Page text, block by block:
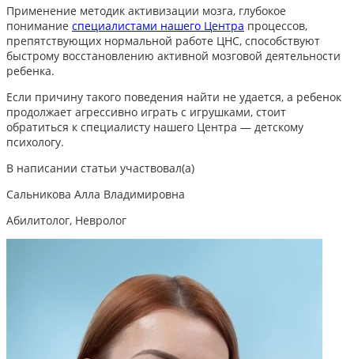
Применение методик активизации мозга, глубокое
понимание специалистами нашего Центра процессов,
препятствующих нормальной работе ЦНС, способствуют
быстрому восстановлению активной мозговой деятельности
ребенка.
Если причину такого поведения найти не удается, а ребенок
продолжает агрессивно играть с игрушками, стоит
обратиться к специалисту нашего Центра — детскому
психологу.
В написании статьи участвовал(а)
Сальникова Алла Владимировна
Абилитолог, Невролог